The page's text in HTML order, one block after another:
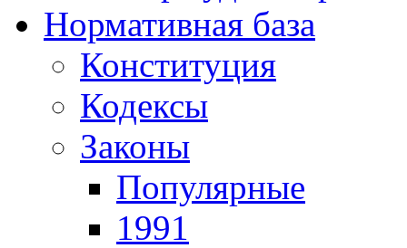
Нормативная база
Конституция
Кодексы
Законы
Популярные
1991